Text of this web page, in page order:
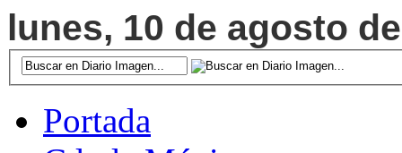
lunes, 10 de agosto
Portada